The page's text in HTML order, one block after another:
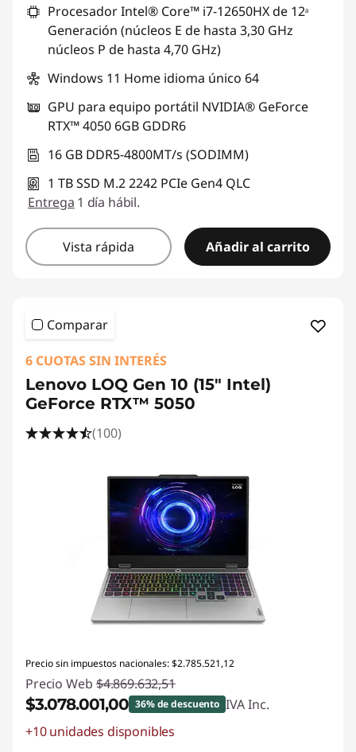
Procesador Intel® Core™ i7-12650HX de 12ᵃ
Generación (núcleos E de hasta 3,30 GHz
núcleos P de hasta 4,70 GHz)
Windows 11 Home idioma único 64
GPU para equipo portátil NVIDIA® GeForce
RTX™ 4050 6GB GDDR6
16 GB DDR5-4800MT/s (SODIMM)
1 TB SSD M.2 2242 PCIe Gen4 QLC
Entrega 1 día hábil.
Vista rápida Añadir al carrito
Comparar
6 CUOTAS SIN INTERÉS
Lenovo LOQ Gen 10 (15" Intel)
GeForce RTX™ 5050
(100)
Precio sin impuestos nacionales: $2.785.521,12
Precio Web $4.869.632,51
$3.078.001,00 36% de descuento IVA Inc.
Descuento prod (inc IVA) :
+10 unidades disponibles